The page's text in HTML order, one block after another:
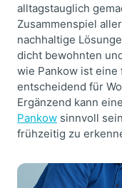
alltagstauglich
Zusammenspiel
nachhaltige
dicht bewohnten
wie Pankow ist
entscheidend für
Ergänzend kann eine
Pankow sinnvoll
frühzeitig zu